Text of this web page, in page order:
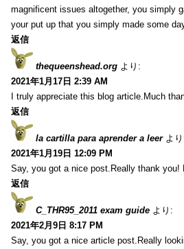
magnificent issues altogether, you simply
your put up that you simply made some
返信
thequeenshead.org より:
2021年1月17日 2:39 AM
I truly appreciate this blog article.Much
返信
la cartilla para aprender a leer よ
2021年1月19日 12:09 PM
Say, you got a nice post.Really thank you!
返信
C_THR95_2011 exam guide より:
2021年2月9日 8:17 PM
Say, you got a nice article post.Really